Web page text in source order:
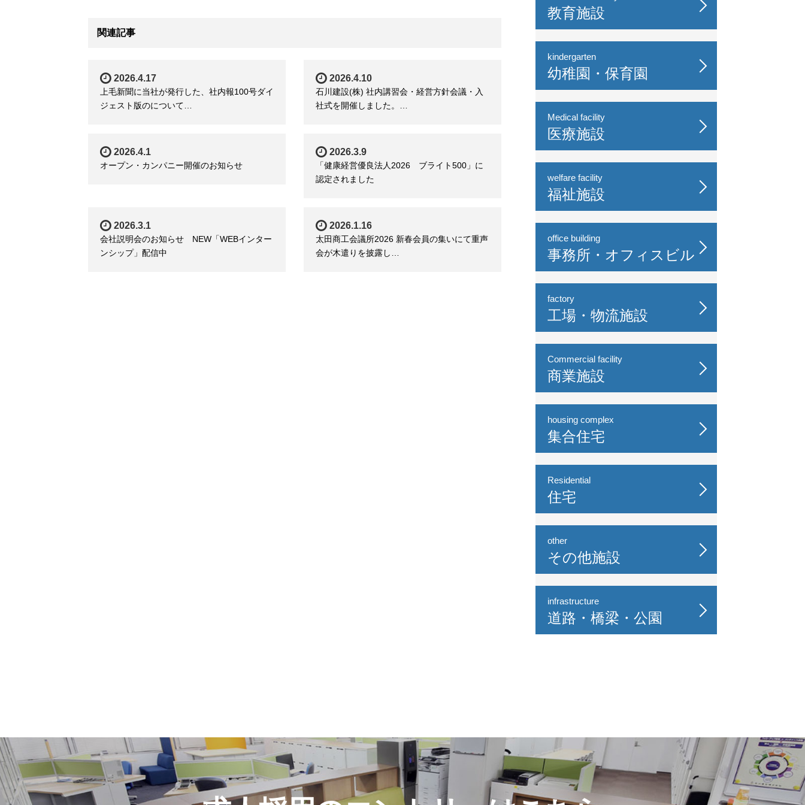
関連記事
2026.4.17
上毛新聞に当社が発行した、社内報100号ダイ
ジェスト版のについて…
2026.4.10
石川建設(株) 社内講習会・経営方針会議・入
社式を開催しました。…
2026.4.1
オープン・カンパニー開催のお知らせ
2026.3.9
「健康経営優良法人2026 ブライト500」に
認定されました
2026.3.1
会社説明会のお知らせ NEW「WEBインター
ンシップ」配信中
2026.1.16
太田商工会議所2026 新春会員の集いにて重声
会が木遣りを披露し…
教育施設
kindergarten
幼稚園・保育園
Medical facility
医療施設
welfare facility
福祉施設
office building
事務所・オフィスビル
factory
工場・物流施設
Commercial facility
商業施設
housing complex
集合住宅
Residential
住宅
other
その他施設
infrastructure
道路・橋梁・公園